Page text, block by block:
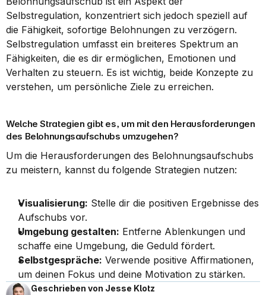
Selbstregulation, konzentriert sich jedoch speziell auf
die Fähigkeit, sofortige Belohnungen zu verzögern.
Selbstregulation umfasst ein breiteres Spektrum an
Fähigkeiten, die es dir ermöglichen, Emotionen und
Verhalten zu steuern. Es ist wichtig, beide Konzepte zu
verstehen, um persönliche Ziele zu erreichen.
Welche Strategien gibt es, um mit den Herausforderungen
des Belohnungsaufschubs umzugehen?
Um die Herausforderungen des Belohnungsaufschubs
zu meistern, kannst du folgende Strategien nutzen:
Visualisierung: Stelle dir die positiven Ergebnisse des
Aufschubs vor.
Umgebung gestalten: Entferne Ablenkungen und
schaffe eine Umgebung, die Geduld fördert.
Selbstgespräche: Verwende positive Affirmationen,
um deinen Fokus und deine Motivation zu stärken.
Geschrieben von Jesse Klotz